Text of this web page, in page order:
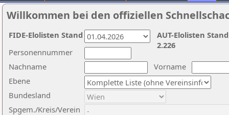
Willkommen bei den offiziellen
Nachname
Vorname
Ebene
Personennummer
Bundesland
Spgem./Kreis/Verein
AUT-Elolisten
2.226
FIDE-Elolisten Stand